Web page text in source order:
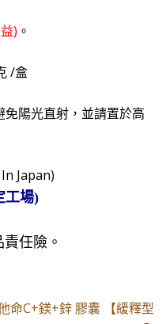
) 。
/盒
陽光直射，並請置於高
Japan)
工場)
任險。
命C+鎂+鋅 膠囊 【緩釋型